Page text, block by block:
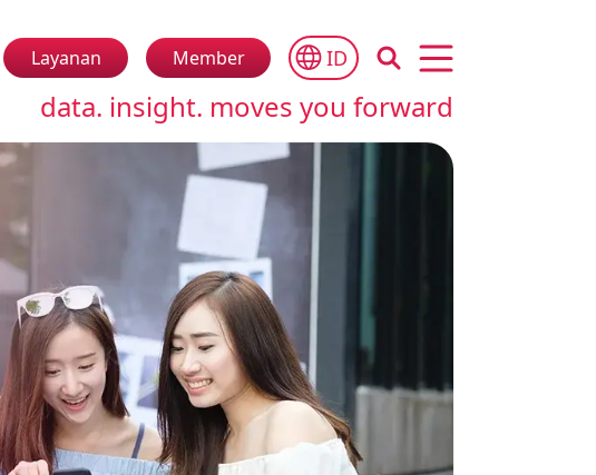
Layanan Member ID Open main menu
data. insight. moves you forward